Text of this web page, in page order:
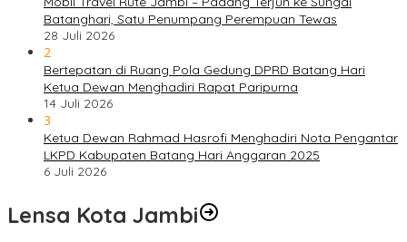
Batanghari, Satu Penumpang Perempuan Tewas
28 Juli 2026
2
Bertepatan di Ruang Pola Gedung DPRD Batang Hari
Ketua Dewan Menghadiri Rapat Paripurna
14 Juli 2026
3
Ketua Dewan Rahmad Hasrofi Menghadiri Nota Pengantar
LKPD Kabupaten Batang Hari Anggaran 2025
6 Juli 2026
Lensa Kota Jambi